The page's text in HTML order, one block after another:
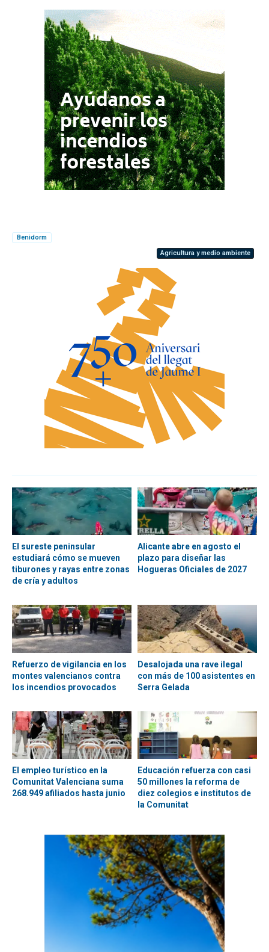
Benidorm
Agricultura y medio ambiente
El sureste peninsular
estudiará cómo se mueven
tiburones y rayas entre zonas
de cría y adultos
Alicante abre en agosto el
plazo para diseñar las
Hogueras Oficiales de 2027
Refuerzo de vigilancia en los
montes valencianos contra
los incendios provocados
Desalojada una rave ilegal
con más de 100 asistentes en
Serra Gelada
El empleo turístico en la
Comunitat Valenciana suma
268.949 afiliados hasta junio
Educación refuerza con casi
50 millones la reforma de
diez colegios e institutos de
la Comunitat